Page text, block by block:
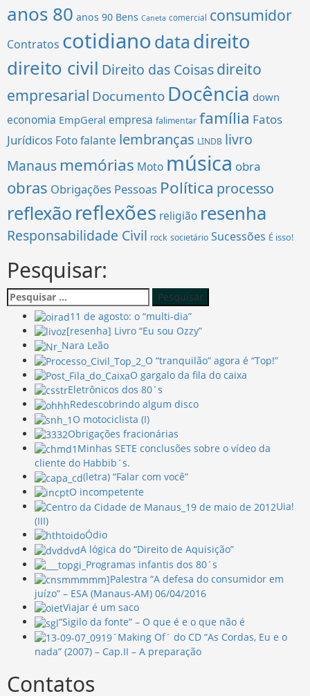
anos 80 anos 90 Bens Caneta comercial consumidor
Contratos cotidiano data direito
direito civil Direito das Coisasdireito
empresarial Documento Docência down
economia EmpGeral empresa falimentar família Fatos
Jurídicos Foto falante lembranças LINDB livro
Manaus memórias Moto música obra
obras Obrigações Pessoas Política processo
reflexão reflexões religião resenha
Responsabilidade Civil rock societário Sucessões É isso!
Pesquisar:
Pesquisar
por:
11 de agosto: o “multi-dia”
[resenha] Livro “Eu sou Ozzy”
Nara Leão
O “tranquilão” agora é “Top!”
O gargalo da fila do caixa
Eletrônicos dos 80´s
Redescobrindo algum disco
O motociclista (I)
Obrigações fracionárias
Minhas SETE conclusões sobre o vídeo da
cliente do Habbib´s.
(letra) “Falar com você”
O incompetente
Uia!
(III)
Ódio
A lógica do “Direito de Aquisição”
Programas infantis dos 80´s
Palestra “A defesa do consumidor em
juízo” – ESA (Manaus-AM) 06/04/2016
Viajar é um saco
“Sigilo da fonte” – O que é e o que não é
´Making Of´ do CD “As Cordas, Eu e o
nada” (2007) – Cap.II – A preparação
Contatos